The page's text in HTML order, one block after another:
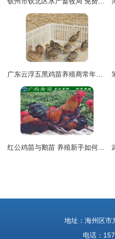
地址：海州区市
电话：